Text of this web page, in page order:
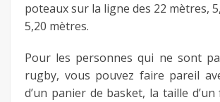
poteaux sur la ligne des 22 mètres,
5,20 mètres.
Pour les personnes qui ne sont
rugby, vous pouvez faire pareil
d’un panier de basket, la taille